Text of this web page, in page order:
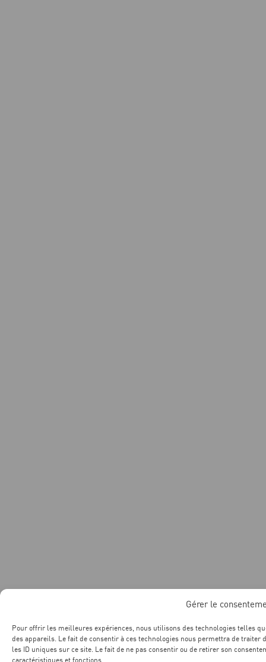
Gérer le
Pour offrir les meilleures expériences, nous utilisons des technologies telles
des appareils. Le fait de consentir à ces technologies nous permettra de traiter
les ID uniques sur ce site. Le fait de ne pas consentir ou de retirer son
caractéristiques et fonctions.